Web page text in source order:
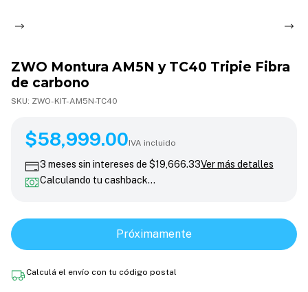
ZWO Montura AM5N y TC40 Tripie Fibra
de carbono
SKU: ZWO-KIT-AM5N-TC40
$58,999.00
$58,999.00IVA incluido
3 meses sin intereses de $19,666.33Ver más detalles
Calculando tu cashback…
Calculá el envío con tu código postal